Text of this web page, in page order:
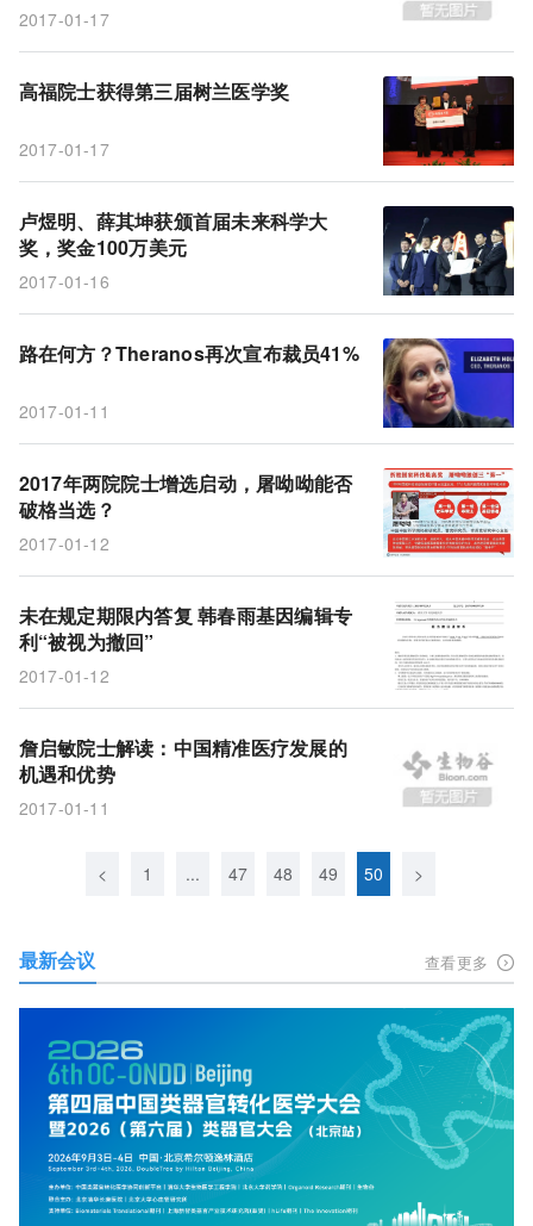
2017-01-17
高福院士获得第三届树兰医学奖
2017-01-17
卢煜明、薛其坤获颁首届未来科学大
奖，奖金100万美元
2017-01-16
路在何方？Theranos再次宣布裁员41%
2017-01-11
2017年两院院士增选启动，屠呦呦能否
破格当选？
2017-01-12
未在规定期限内答复 韩春雨基因编辑专
利“被视为撤回”
2017-01-12
詹启敏院士解读：中国精准医疗发展的
机遇和优势
2017-01-11
< 1 ... 47 48 49 50 >
最新会议 查看更多